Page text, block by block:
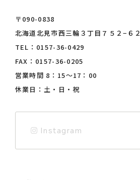
〒090-0838
北海道北見市西三輪３丁目７５２−６２
TEL： 0157-36-0429
FAX：0157-36-0205
営業時間 8：15〜17：00
休業日：土・日・祝
Instagram